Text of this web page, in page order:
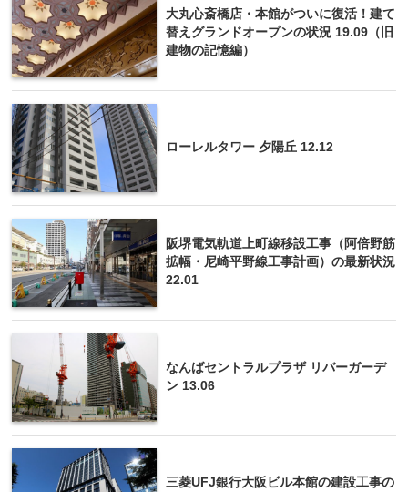
大丸心斎橋店・本館がついに復活！建て
替えグランドオープンの状況 19.09（旧
建物の記憶編）
ローレルタワー 夕陽丘 12.12
阪堺電気軌道上町線移設工事（阿倍野筋
拡幅・尼崎平野線工事計画）の最新状況
22.01
なんばセントラルプラザ リバーガーデ
ン 13.06
三菱UFJ銀行大阪ビル本館の建設工事の